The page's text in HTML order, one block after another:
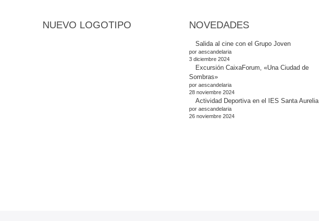
NUEVO LOGOTIPO NOVEDADES
Salida al cine con el Grupo Joven
por aescandelaria
3 diciembre 2024
Excursión CaixaForum, «Una Ciudad de
Sombras»
por aescandelaria
28 noviembre 2024
Actividad Deportiva en el IES Santa Aurelia
por aescandelaria
26 noviembre 2024